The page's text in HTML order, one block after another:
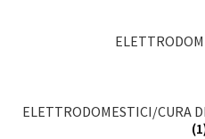
ELETTRODOMESTICI/CURA